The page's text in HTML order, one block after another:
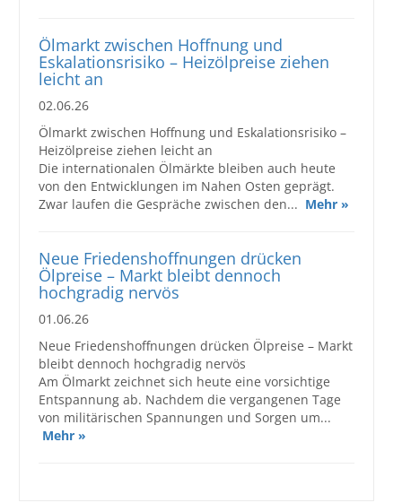
Ölmarkt zwischen Hoffnung und
Eskalationsrisiko – Heizölpreise ziehen
leicht an
02.06.26
Ölmarkt zwischen Hoffnung und Eskalationsrisiko –
Heizölpreise ziehen leicht an
Die internationalen Ölmärkte bleiben auch heute
von den Entwicklungen im Nahen Osten geprägt.
Zwar laufen die Gespräche zwischen den... Mehr »
Neue Friedenshoffnungen drücken
Ölpreise – Markt bleibt dennoch
hochgradig nervös
01.06.26
Neue Friedenshoffnungen drücken Ölpreise – Markt
bleibt dennoch hochgradig nervös
Am Ölmarkt zeichnet sich heute eine vorsichtige
Entspannung ab. Nachdem die vergangenen Tage
von militärischen Spannungen und Sorgen um...
Mehr »